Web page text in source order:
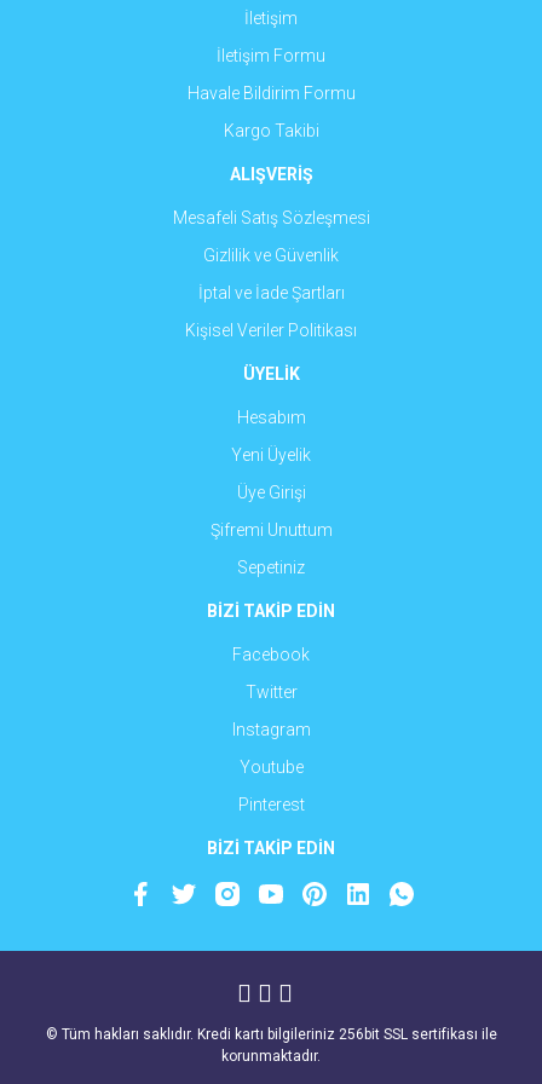
Gönder
İletişim
İletişim Formu
Havale Bildirim Formu
Kargo Takibi
ALIŞVERİŞ
Mesafeli Satış Sözleşmesi
Gizlilik ve Güvenlik
İptal ve İade Şartları
Kişisel Veriler Politikası
ÜYELİK
Hesabım
Yeni Üyelik
Üye Girişi
Şifremi Unuttum
Sepetiniz
BİZİ TAKİP EDİN
Facebook
Twitter
Instagram
Youtube
Pinterest
BİZİ TAKİP EDİN
© Tüm hakları saklıdır. Kredi kartı bilgileriniz 256bit SSL sertifikası ile
korunmaktadır.